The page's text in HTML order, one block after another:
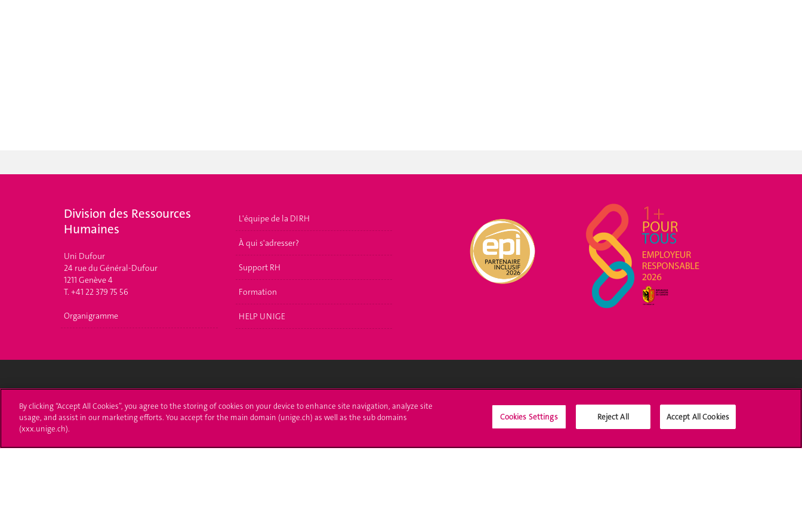
Division des Ressources
Humaines
Uni Dufour
24 rue du Général-Dufour
1211 Genève 4
T. +41 22 379 75 56
Organigramme
L'équipe de la DIRH
À qui s'adresser?
Support RH
Formation
HELP UNIGE
Université de Genève
24 rue du Général-Dufour
T. +41 (0)22 379 71 11
S'inscrire à l'UNIGE
Immatriculations
Démarches administratives
L'UNIGE vous informe
Médias
By clicking “Accept All Cookies”, you agree to the storing of cookies on your device to enhance site navigation, analyze site
usage, and assist in our marketing efforts. You accept for the main domain (unige.ch) as well as the sub domains
(xxx.unige.ch).
Cookies Settings Reject All Accept All Cookies